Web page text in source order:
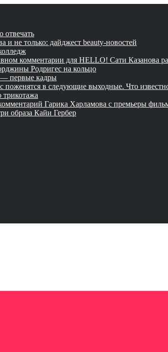
отвечать
и не только: дайджест beauty-новостей
комментарии для HELLO! Сати Казанова
Родригес на кольцо
— первые кадры
в следующие выходные. Что
Гарика Харламова с премьеры
образа Кайи Гербер